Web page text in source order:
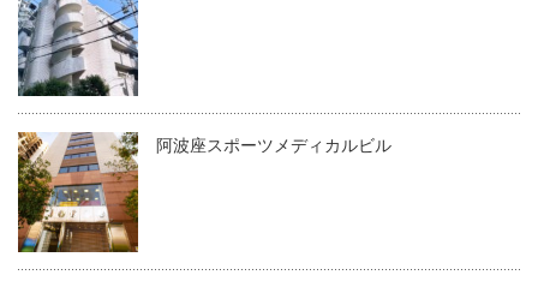
阿波座スポーツメディカルビル